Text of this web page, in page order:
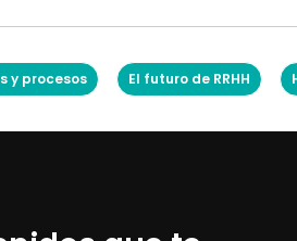
y procesos El futuro de RRHH